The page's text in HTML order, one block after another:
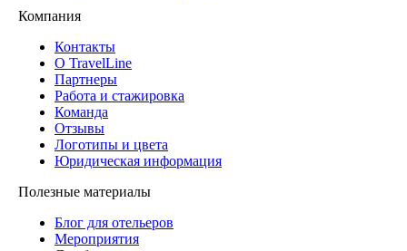
Компания
Контакты
О TravelLine
Партнеры
Работа и стажировка
Команда
Отзывы
Логотипы и цвета
Юридическая информация
Полезные материалы
Блог для отельеров
Мероприятия